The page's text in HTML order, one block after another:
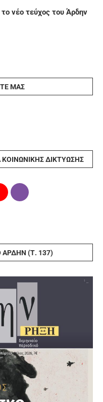
νέο τεύχος του Άρδην
ΜΑΣ
ΔΙΚΤΎΩΣΗΣ
(Τ. 137)